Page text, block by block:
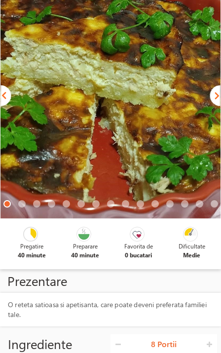
Pregatire
40 minute
Preparare
40 minute
Favorita de
0 bucatari
Dificultate
Medie
Prezentare
O reteta satioasa si apetisanta, care poate deveni preferata familiei
tale.
Ingrediente 8 Portii